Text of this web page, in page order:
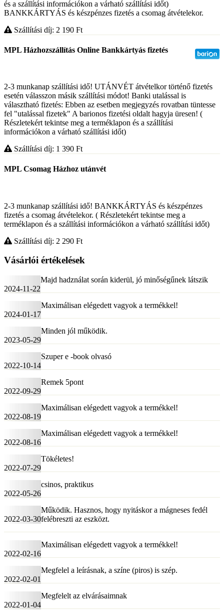
és a szállítási információkon a várható szállítási időt)
BANKKÁRTYÁS és készpénzes fizetés a csomag átvételekor.
Szállítási díj: 2 190 Ft
MPL Házhozszállítás Online Bankkártyás fizetés
2-3 munkanap szállítási idő! UTÁNVÉT átvételkor történő fizetés
esetén válasszon másik szállítási módot! Banki utalással is
választható fizetés: Ebben az esetben megjegyzés rovatban tüntesse
fel "utalással fizetek" A barionos fizetési oldalt hagyja üresen! (
Részletekért tekintse meg a terméklapon és a szállítási
információkon a várható szállítási időt)
Szállítási díj: 1 390 Ft
MPL Csomag Házhoz utánvét
2-3 munkanap szállítási idő! BANKKÁRTYÁS és készpénzes
fizetés a csomag átvételekor. ( Részletekért tekintse meg a
terméklapon és a szállítási információkon a várható szállítási időt)
Szállítási díj: 2 290 Ft
Vásárlói értékelések
2024-11-22
Majd hadználat során kiderül, jó minőségűnek látszik
2024-01-17
Maximálisan elégedett vagyok a termékkel!
2023-05-29
Minden jól működik.
2022-10-14
Szuper e -book olvasó
2022-09-29
Remek 5pont
2022-08-19
Maximálisan elégedett vagyok a termékkel!
2022-08-16
Maximálisan elégedett vagyok a termékkel!
2022-07-29
Tökéletes!
2022-05-26
csinos, praktikus
2022-03-30
Működik. Hasznos, hogy nyitáskor a mágneses fedél
felébreszti az eszközt.
2022-02-16
Maximálisan elégedett vagyok a termékkel!
2022-02-01
Megfelel a leírásnak, a színe (piros) is szép.
2022-01-04
Megfelelt az elvárásaimnak